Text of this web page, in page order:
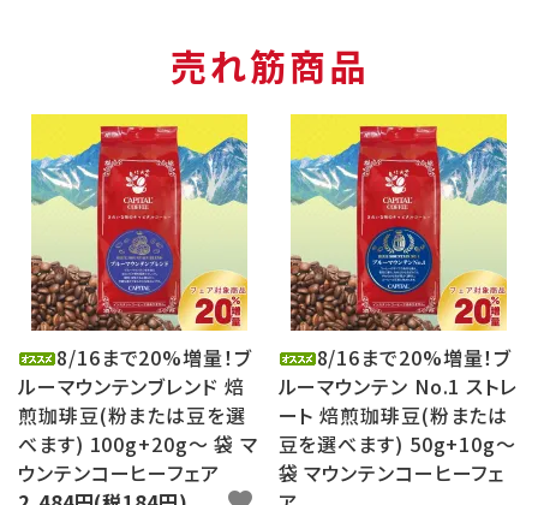
売れ筋商品
8/16まで20%増量！ブ
ルーマウンテンブレンド 焙
煎珈琲豆(粉または豆を選
べます) 100g+20g～ 袋 マ
ウンテンコーヒーフェア
8/16まで20%増量！ブ
ルーマウンテン No.1 ストレ
ート 焙煎珈琲豆(粉または
豆を選べます) 50g+10g～
袋 マウンテンコーヒーフェ